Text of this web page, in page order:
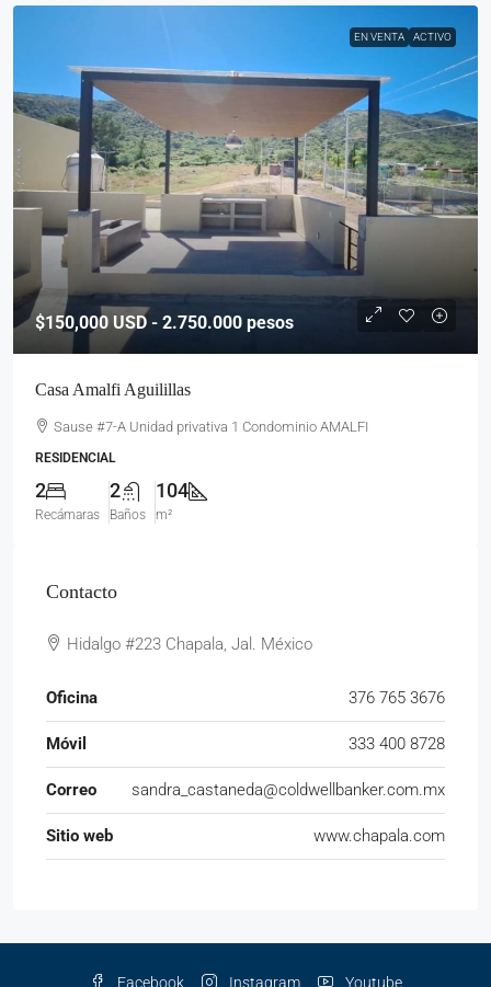
EN VENTA ACTIVO
$150,000 USD - 2.750.000 pesos
Casa Amalfi Aguilillas
Sause #7-A Unidad privativa 1 Condominio AMALFI
RESIDENCIAL
2
Recámaras
2
Baños
104
m²
Contacto
Hidalgo #223 Chapala, Jal. México
Oficina 376 765 3676
Móvil 333 400 8728
Correo sandra_castaneda@coldwellbanker.com.mx
Sitio web www.chapala.com
Facebook Instagram Youtube